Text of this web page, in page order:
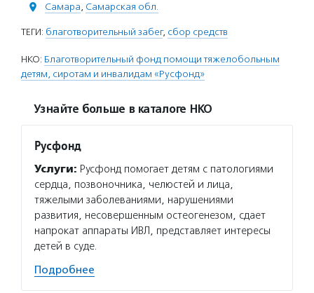
Самара, Самарская обл.
ТЕГИ: благотворительный забег, сбор средств
НКО: Благотворительный фонд помощи тяжелобольным
детям, сиротам и инвалидам «Русфонд»
Узнайте больше в каталоге НКО
Русфонд
Услуги: Русфонд помогает детям с патологиями
сердца, позвоночника, челюстей и лица,
тяжелыми заболеваниями, нарушениями
развития, несовершенным остеогенезом, сдает
напрокат аппараты ИВЛ, представляет интересы
детей в суде.
Подробнее